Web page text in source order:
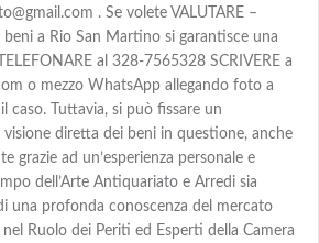
. Se volete VALUTARE –
beni a Rio San Martino si garantisce una
al 328-7565328 SCRIVERE a
o mezzo WhatsApp allegando foto a
caso. Tuttavia, si può fissare un
diretta dei beni in questione, anche
grazie ad un’esperienza personale e
dell’Arte Antiquariato e Arredi sia
una profonda conoscenza del mercato
Ruolo dei Periti ed Esperti della Camera